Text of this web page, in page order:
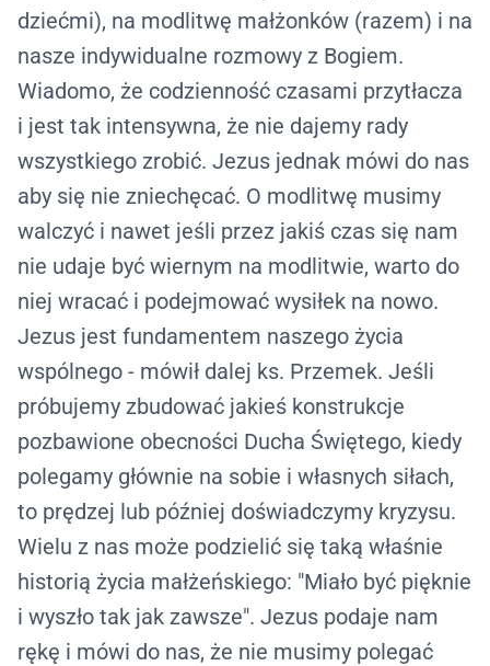
dziećmi), na modlitwę małżonków (razem) i na
nasze indywidualne rozmowy z Bogiem.
Wiadomo, że codzienność czasami przytłacza
i jest tak intensywna, że nie dajemy rady
wszystkiego zrobić. Jezus jednak mówi do nas
aby się nie zniechęcać. O modlitwę musimy
walczyć i nawet jeśli przez jakiś czas się nam
nie udaje być wiernym na modlitwie, warto do
niej wracać i podejmować wysiłek na nowo.
Jezus jest fundamentem naszego życia
wspólnego - mówił dalej ks. Przemek. Jeśli
próbujemy zbudować jakieś konstrukcje
pozbawione obecności Ducha Świętego, kiedy
polegamy głównie na sobie i własnych siłach,
to prędzej lub później doświadczymy kryzysu.
Wielu z nas może podzielić się taką właśnie
historią życia małżeńskiego: "Miało być pięknie
i wyszło tak jak zawsze". Jezus podaje nam
rękę i mówi do nas, że nie musimy polegać